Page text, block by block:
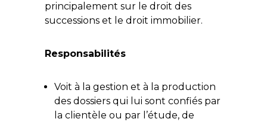
principalement sur le droit des
successions et le droit immobilier.
Responsabilités
Voit à la gestion et à la production
des dossiers qui lui sont confiés par
la clientèle ou par l’étude, de